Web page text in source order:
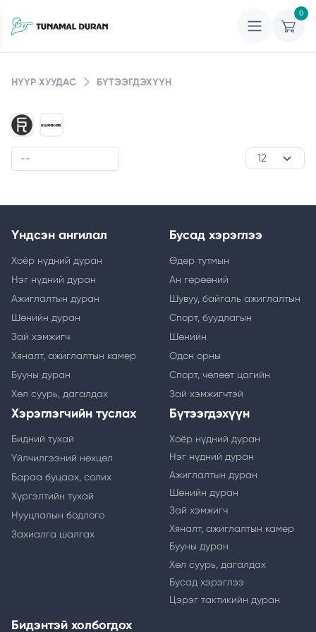
0
НҮҮР ХУУДАС БҮТЭЭГДЭХҮҮН
Үндсэн ангилал
Хоёр нүдний дуран
Нэг нүдний дуран
Ажиглалтын дуран
Шөнийн дуран
Зай хэмжигч
Хяналт, ажиглалтын камер
Бууны дуран
Хөл суурь, дагалдах
Бусад хэрэглээ
Өдөр тутмын
Ан гөрөөний
Шувуу, байгаль ажиглалтын
Спорт, буудлагын
Шөнийн
Одон орны
Спорт, чөлөөт цагийн
Зай хэмжигчтэй
Хэрэглэгчийн туслах
Бидний тухай
Үйлчилгээний нөхцөл
Бараа буцаах, солих
Хүргэлтийн тухай
Нууцлалын бодлого
Захиалга шалгах
Бүтээгдэхүүн
Хоёр нүдний дуран
Нэг нүдний дуран
Ажиглалтын дуран
Шөнийн дуран
Зай хэмжигч
Хяналт, ажиглалтын камер
Бууны дуран
Хөл суурь, дагалдах
Бусад хэрэглээ
Цэрэг тактикийн дуран
Бидэнтэй холбогдох